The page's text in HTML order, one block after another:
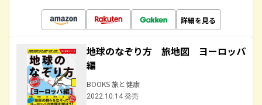
詳細を見る
地球のなぞり方 旅地図 ヨーロッパ
編
BOOKS 旅と健康
2022.10.14 発売